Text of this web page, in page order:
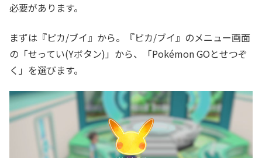
必要があります。
まずは『ピカ/ブイ』から。『ピカ/ブイ』のメニュー画面
の「せってい(Yボタン)」から、「Pokémon GOとせつぞ
く」を選びます。